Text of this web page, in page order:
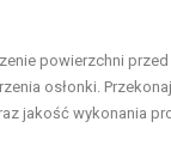
powierzchni
osłonki.
jakość wykonania